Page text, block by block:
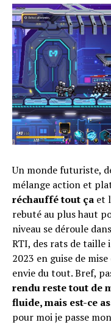
Un monde futuriste,
mélange action et
réchauffé tout ça et
rebuté au plus haut
niveau se déroule
RTI, des rats de taille
2023 en guise de
envie du tout. Bref,
rendu reste tout de
fluide, mais est-ce
pour moi je passe